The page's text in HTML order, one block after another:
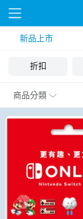
新品上市
折扣
商品分類